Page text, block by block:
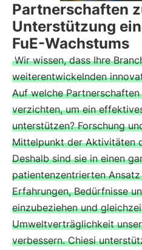
Partnerschaften
Unterstützung
FuE-Wachstums
Wir wissen, dass Ihre
weiterentwickelnden
Auf welche
verzichten, um ein
unterstützen? Forschung
Mittelpunkt der Aktivitäten
Deshalb sind sie in einen
patientenzentrierten
Erfahrungen, Bedürfnisse
einzubeziehen und
Umweltverträglichkeit
verbessern. Chiesi